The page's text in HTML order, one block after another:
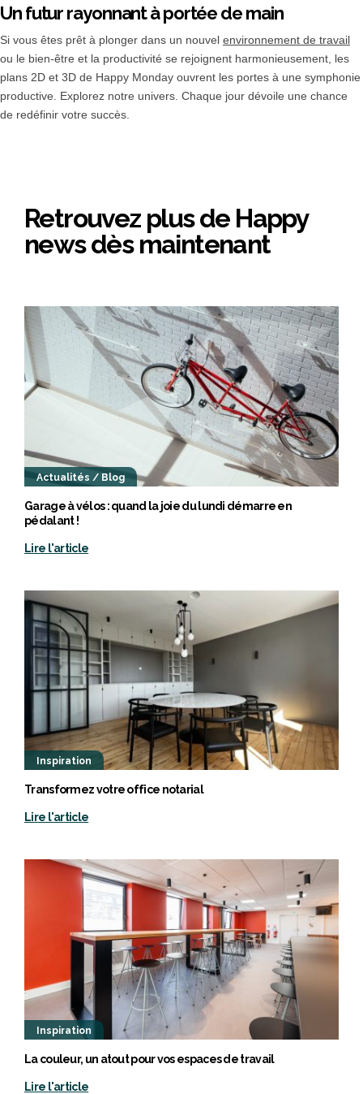
Un futur rayonnant à portée de main
Si vous êtes prêt à plonger dans un nouvel environnement de travail
ou le bien-être et la productivité se rejoignent harmonieusement, les
plans 2D et 3D de Happy Monday ouvrent les portes à une symphonie
productive. Explorez notre univers. Chaque jour dévoile une chance
de redéfinir votre succès.
Retrouvez plus de Happy
news dès maintenant
Actualités / Blog
Garage à vélos : quand la joie du lundi démarre en
pédalant !
Lire l'article
Inspiration
Transformez votre office notarial
Lire l'article
Inspiration
La couleur, un atout pour vos espaces de travail
Lire l'article